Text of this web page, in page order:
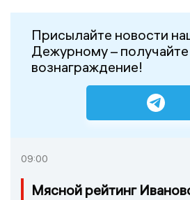
Присылайте новости
Дежурному – получайте
вознаграждение!
09:00
Мясной рейтинг